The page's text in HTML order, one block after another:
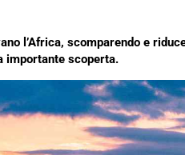
l’Africa, scomparendo e
importante scoperta.